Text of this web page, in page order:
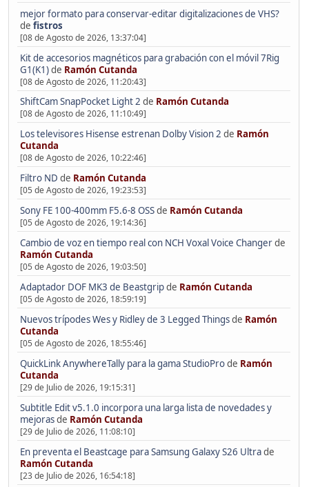
mejor formato para conservar-editar digitalizaciones de VHS?
de fistros
[08 de Agosto de 2026, 13:37:04]
Kit de accesorios magnéticos para grabación con el móvil 7Rig
G1(K1)de Ramón Cutanda
[08 de Agosto de 2026, 11:20:43]
ShiftCam SnapPocket Light 2 de Ramón Cutanda
[08 de Agosto de 2026, 11:10:49]
Los televisores Hisense estrenan Dolby Vision 2 de Ramón
Cutanda
[08 de Agosto de 2026, 10:22:46]
Filtro ND de Ramón Cutanda
[05 de Agosto de 2026, 19:23:53]
Sony FE 100-400mm F5.6-8 OSSde Ramón Cutanda
[05 de Agosto de 2026, 19:14:36]
Cambio de voz en tiempo real con NCH Voxal Voice Changerde
Ramón Cutanda
[05 de Agosto de 2026, 19:03:50]
Adaptador DOF MK3 de Beastgripde Ramón Cutanda
[05 de Agosto de 2026, 18:59:19]
Nuevos trípodes Wes y Ridley de 3 Legged Thingsde Ramón
Cutanda
[05 de Agosto de 2026, 18:55:46]
QuickLink AnywhereTally para la gama StudioProde Ramón
Cutanda
[29 de Julio de 2026, 19:15:31]
Subtitle Edit v5.1.0 incorpora una larga lista de novedades y
mejorasde Ramón Cutanda
[29 de Julio de 2026, 11:08:10]
En preventa el Beastcage para Samsung Galaxy S26 Ultrade
Ramón Cutanda
[23 de Julio de 2026, 16:54:18]